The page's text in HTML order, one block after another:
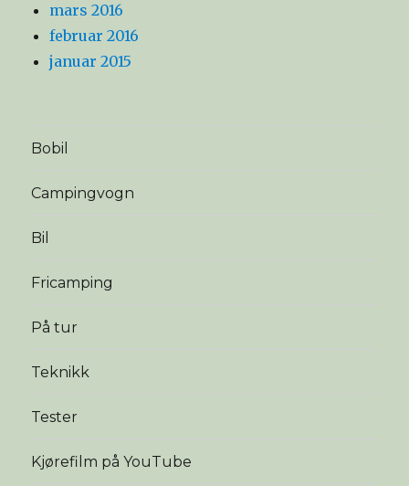
mars 2016
februar 2016
januar 2015
Bobil
Campingvogn
Bil
Fricamping
På tur
Teknikk
Tester
Kjørefilm på YouTube